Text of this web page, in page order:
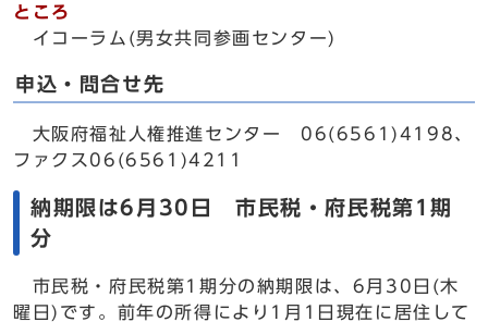
ところ
イコーラム(男女共同参画センター)
申込・問合せ先
大阪府福祉人権推進センター 06(6561)4198、
ファクス06(6561)4211
納期限は6月30日 市民税・府民税第1期
分
市民税・府民税第1期分の納期限は、6月30日(木
曜日)です。前年の所得により1月1日現在に居住して